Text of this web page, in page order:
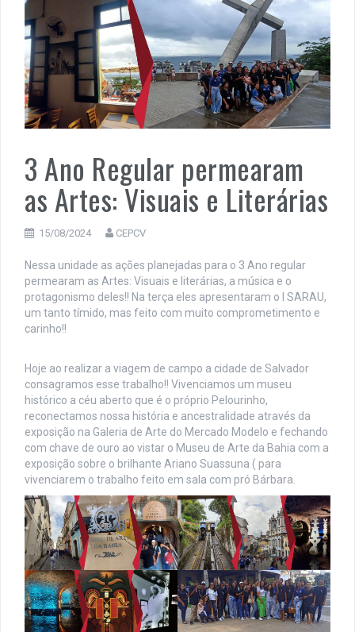
3 Ano Regular permearam
as Artes: Visuais e Literárias
15/08/2024 CEPCV
Nessa unidade as ações planejadas para o 3 Ano regular
permearam as Artes: Visuais e literárias, a música e o
protagonismo deles!! Na terça eles apresentaram o I SARAU,
um tanto tímido, mas feito com muito comprometimento e
carinho!!
Hoje ao realizar a viagem de campo a cidade de Salvador
consagramos esse trabalho!! Vivenciamos um museu
histórico a céu aberto que é o próprio Pelourinho,
reconectamos nossa história e ancestralidade através da
exposição na Galeria de Arte do Mercado Modelo e fechando
com chave de ouro ao vistar o Museu de Arte da Bahia com a
exposição sobre o brilhante Ariano Suassuna ( para
vivenciarem o trabalho feito em sala com pró Bárbara.